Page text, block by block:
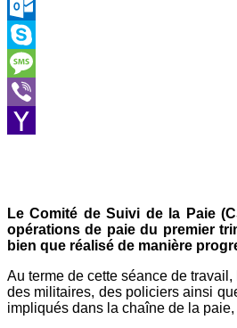
LinkedIn
Outlook.com
Skype
Message
Viber
Le Comité de Suivi de la Paie
opérations de paie du premier
bien que réalisé de manière
Au terme de cette séance de
des militaires, des policiers ainsi
impliqués dans la chaîne de la